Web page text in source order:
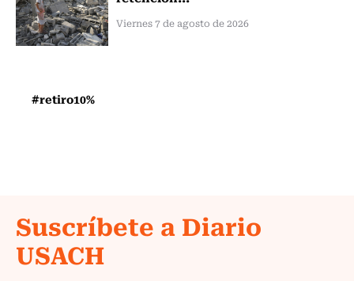
Viernes 7 de agosto de 2026
#retiro10%